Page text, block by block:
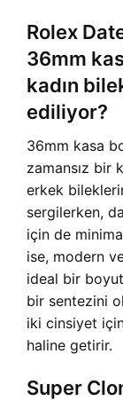
Rolex
36mm
kadın
ediliyor?
36mm kasa
zamansız bir
erkek
sergilerken,
için de
ise, modern
ideal bir
bir sentezini
iki cinsiyet
haline getirir.
Super